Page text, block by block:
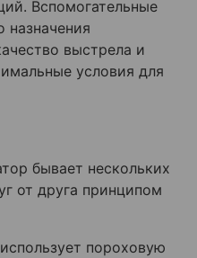
Вспомогательные
назначения
выстрела и
условия для
бывает нескольких
от друга принципом
пороховую